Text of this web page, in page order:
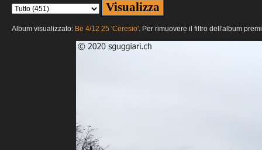
Album visualizzato: Be 4/12 25 'Ceresio'. Per rimuovere il filtro dell'album